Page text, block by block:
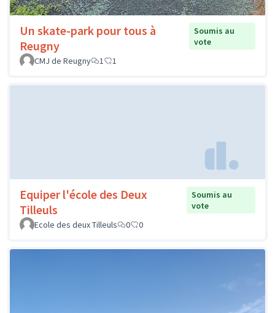
Un skate-park pour tous à
Reugny
Soumis au
vote
CMJ de Reugny
1 1
Equiper l'école des Deux
Tilleuls
Soumis au
vote
Ecole des deux Tilleuls
0 0